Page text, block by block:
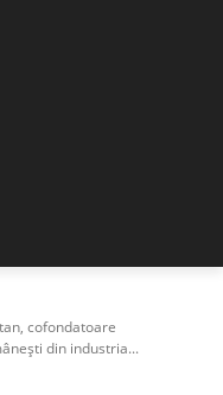
cofondatoare
din industria...